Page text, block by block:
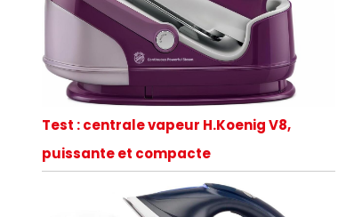
Test : centrale vapeur H.Koenig V8,
puissante et compacte